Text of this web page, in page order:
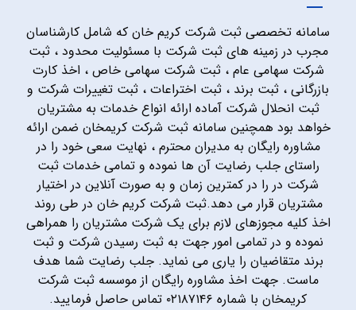
سامانه تخصصی ثبت شرکت کریم خان که شامل کارشناسان
مجرب در زمینه های ثبت شرکت با مسئولیت محدود ، ثبت
شرکت سهامی عام ، ثبت شرکت سهامی خاص ، اخذ کارت
بازرگانی ، ثبت برند ، ثبت اختراعات ، ثبت تغییرات شرکت و
ثبت انحلال شرکت آماده ارائه انواع خدمات به مشتریان
خواهد بود همچنین سامانه ثبت شرکت کریمخان ضمن ارائه
مشاوره رایگان به مدیران محترم ، نهایت سعی خود را در
راستای جلب رضایت آن ها نموده و تمامی خدمات ثبت
شرکت در را در کمترین زمان و به صورت آنلاین در اختیار
مشتریان قرار می دهد.ثبت شرکت کریم خان در طی روند
اخذ کلیه مجوزهای لازم برای یک شرکت مشتریان را همراهی
نموده و در تمامی امور جهت به ثبت رسیدن شرکت و ثبت
برند متقاضیان را یاری می نماید. جلب رضایت شما هدف
ماست. جهت اخذ مشاوره رایگان از موسسه ثبت شرکت
کریمخان با شماره ۰۲۱۸۷۱۴۶ تماس حاصل فرمایید.